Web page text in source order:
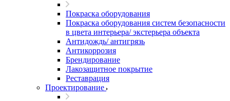
Покраска оборудования
Покраска оборудования систем безопасности
в цвета интерьера/ экстерьера объекта
Антидождь/ антигрязь
Антикоррозия
Брендирование
Лакозащитное покрытие
Реставрация
Проектирование